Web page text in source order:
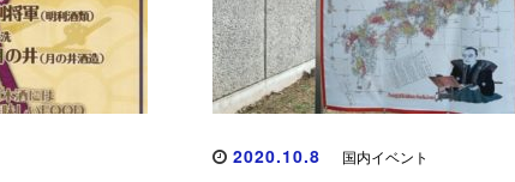
2020.10.8 国内イベント